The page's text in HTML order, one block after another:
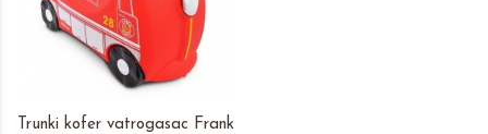
Trunki kofer vatrogasac Frank